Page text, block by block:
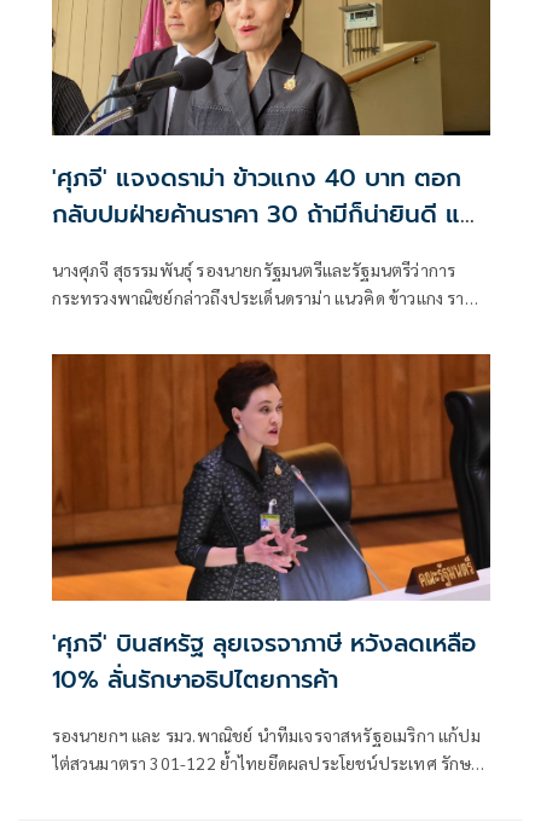
'ศุภจี' แจงดราม่า ข้าวแกง 40 บาท ตอก
กลับปมฝ่ายค้านราคา 30 ถ้ามีก็น่ายินดี แต่
นางศุภจี สุธรรมพันธุ์ รองนายกรัฐมนตรีและรัฐมนตรีว่าการ
กระทรวงพาณิชย์กล่าวถึงประเด็นดราม่า แนวคิด ข้าวแกง ราคา
'ศุภจี' บินสหรัฐ ลุยเจรจาภาษี หวังลดเหลือ
10% ลั่นรักษาอธิปไตยการค้า
รองนายกฯ และ รมว.พาณิชย์ นำทีมเจรจาสหรัฐอเมริกา แก้ปม
ไต่สวนมาตรา 301-122 ย้ำไทยยึดผลประโยชน์ประเทศ รักษา